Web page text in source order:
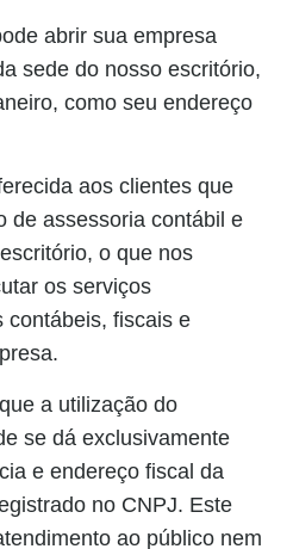
abrir sua empresa
sede do nosso escritório,
como seu endereço
aos clientes que
de assessoria contábil e
o que nos
os serviços
contábeis, fiscais e
a utilização do
se dá exclusivamente
e endereço fiscal da
no CNPJ. Este
ao público nem